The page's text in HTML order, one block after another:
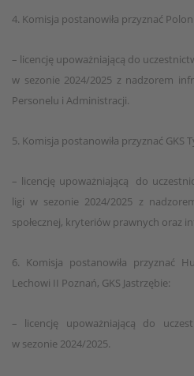
4. Komisja postanowiła przyznać
– licencję upoważniającą do
w sezonie 2024/2025 z nadzorem
Personelu i Administracji.
5. Komisja postanowiła przyznać GKS
– licencję upoważniającą do
ligi w sezonie 2024/2025 z
społecznej, kryteriów prawnych oraz
6. Komisja postanowiła przyznać
Lechowi II Poznań, GKS Jastrzębie:
– licencję upoważniającą do
w sezonie 2024/2025.